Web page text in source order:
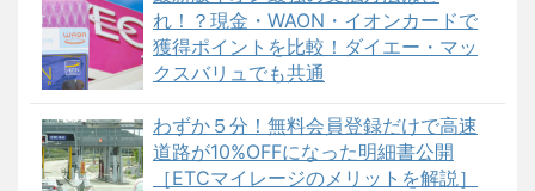
れ！？現金・WAON・イオンカードで
獲得ポイントを比較！ダイエー・マッ
クスバリュでも共通
わずか５分！無料会員登録だけで高速
道路が10%OFFになった明細書公開
［ETCマイレージのメリットを解説］